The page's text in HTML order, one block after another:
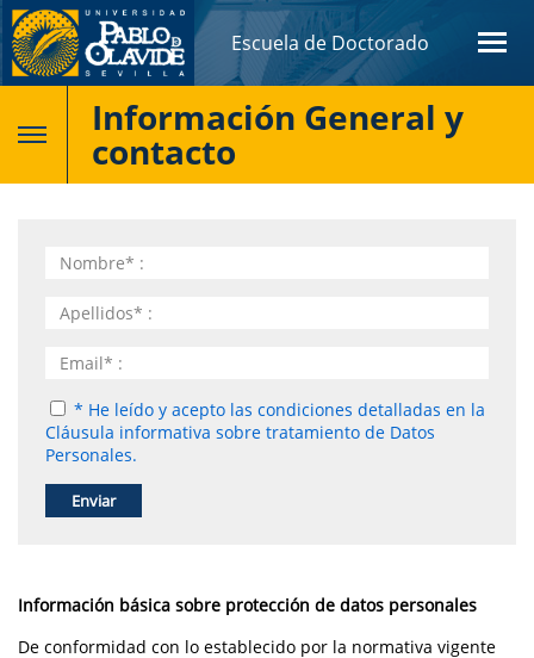
Escuela de Doctorado
Información General y
contacto
* He leído y acepto las condiciones detalladas en la
Cláusula informativa sobre tratamiento de Datos
Personales.
Información básica sobre protección de datos personales
De conformidad con lo establecido por la normativa vigente